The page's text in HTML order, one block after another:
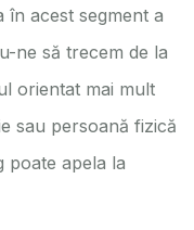
în acest segment a
ne să trecem de la
orientat mai mult
sau persoană fizică
poate apela la